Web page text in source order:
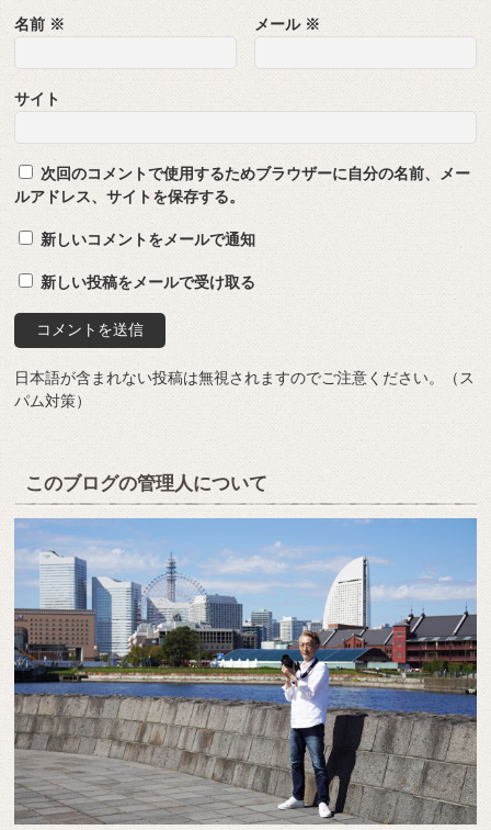
名前 ※ メール ※
サイト
次回のコメントで使用するためブラウザーに自分の名前、メー
ルアドレス、サイトを保存する。
新しいコメントをメールで通知
新しい投稿をメールで受け取る
日本語が含まれない投稿は無視されますのでご注意ください。（ス
パム対策）
このブログの管理人について